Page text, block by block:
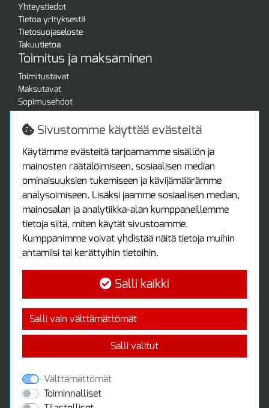
Yhteystiedot
Tietoa yrityksestä
Tietosuojaseloste
Takuutietoa
Toimitus ja maksaminen
Toimitustavat
Maksutavat
Sopimusehdot
Turvallista ostamista
Jälleenmyyjille
Tax free / verovapaa myynti
Asiakastilini
Asiakastili
Luo tili
Kirjaudu sisään
Ota yhteyttä
Protools Oy
Tuottajankatu 13
Uutiskirje
Tilaa maksuton uutiskirjeemme
Sivustomme käyttää evästeitä
Käytämme evästeitä tarjoamamme sisällön ja
mainosten räätälöimiseen, sosiaalisen median
ominaisuuksien tukemiseen ja kävijämäärämme
analysoimiseen. Lisäksi jaamme sosiaalisen median,
mainosalan ja analytiikka-alan kumppaneillemme
tietoja siitä, miten käytät sivustoamme.
Kumppanimme voivat yhdistää näitä tietoja muihin
antamiisi tai kerättyihin tietoihin.
Salli kaikki
Salli vain välttämättömät
Salli valitut
Välttämättömät
Toiminnalliset